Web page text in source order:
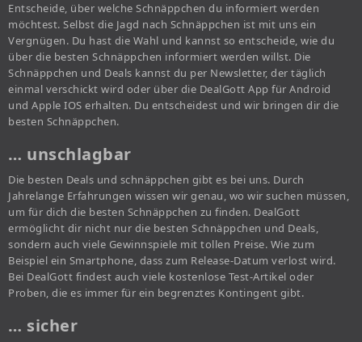
Entscheide, über welche Schnäppchen du informiert werden
möchtest. Selbst die Jagd nach Schnäppchen ist mit uns ein
Vergnügen. Du hast die Wahl und kannst so entscheide, wie du
über die besten Schnäppchen informiert werden willst. Die
Schnäppchen und Deals kannst du per Newsletter, der täglich
einmal verschickt wird oder über die DealGott App für Android
und Apple IOS erhalten. Du entscheidest und wir bringen dir die
besten Schnäppchen.
… unschlagbar
Die besten Deals und schnäppchen gibt es bei uns. Durch
Jahrelange Erfahrungen wissen wir genau, wo wir suchen müssen,
um für dich die besten Schnäppchen zu finden. DealGott
ermöglicht dir nicht nur die besten Schnäppchen und Deals,
sondern auch viele Gewinnspiele mit tollen Preise. Wie zum
Beispiel ein Smartphone, dass zum Release-Datum verlost wird.
Bei DealGott findest auch viele kostenlose Test-Artikel oder
Proben, die es immer für ein begrenztes Kontingent gibt.
… sicher